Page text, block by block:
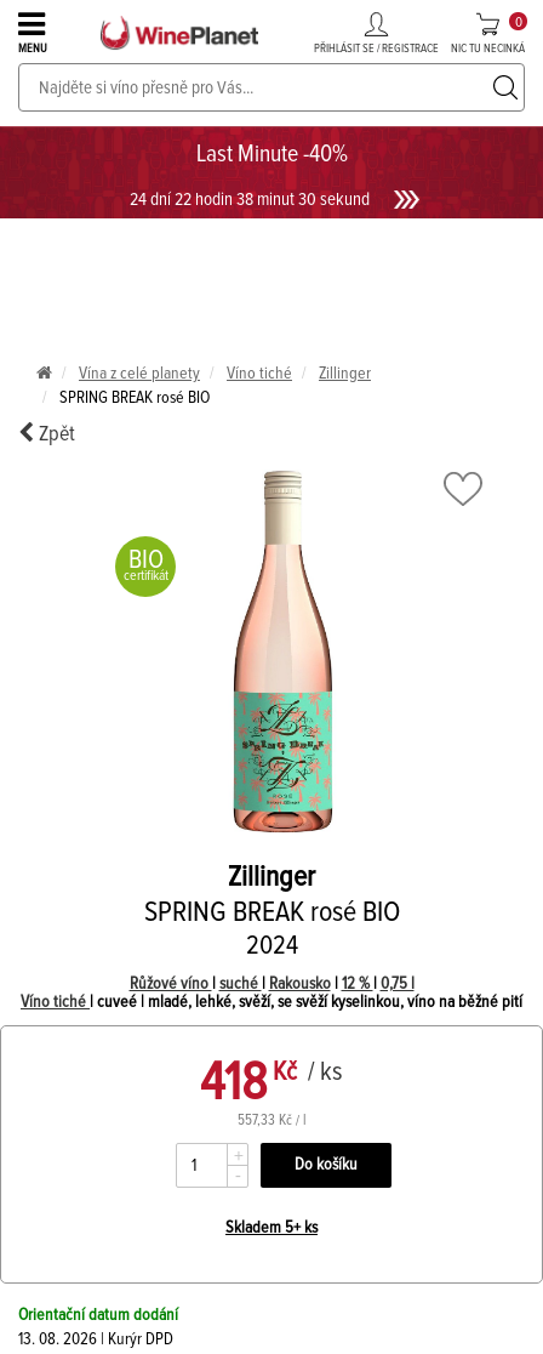
Last Minute -40%
24 dní 22 hodin 38 minut 30 sekund
MENU PŘIHLÁSIT SE / REGISTRACE NIC TU NECINKÁ
0
PROSECCO v akci až do -30%!UKÁZAT PROSECCO
Vína z celé planety Víno tiché
Zillinger
SPRING BREAK rosé BIO
Zpět
BIO
certifikát
Zillinger
SPRING BREAK rosé BIO
2024
Růžové víno suché Rakousko| 12 % 0,75 l
Víno tiché
| cuveé | mladé, lehké, svěží, se svěží kyselinkou, víno na běžné pití
418 Kč / ks
557,33 Kč / l
+
-
Skladem 5+ ks
Orientační datum dodání
13. 08. 2026 | Kurýr DPD